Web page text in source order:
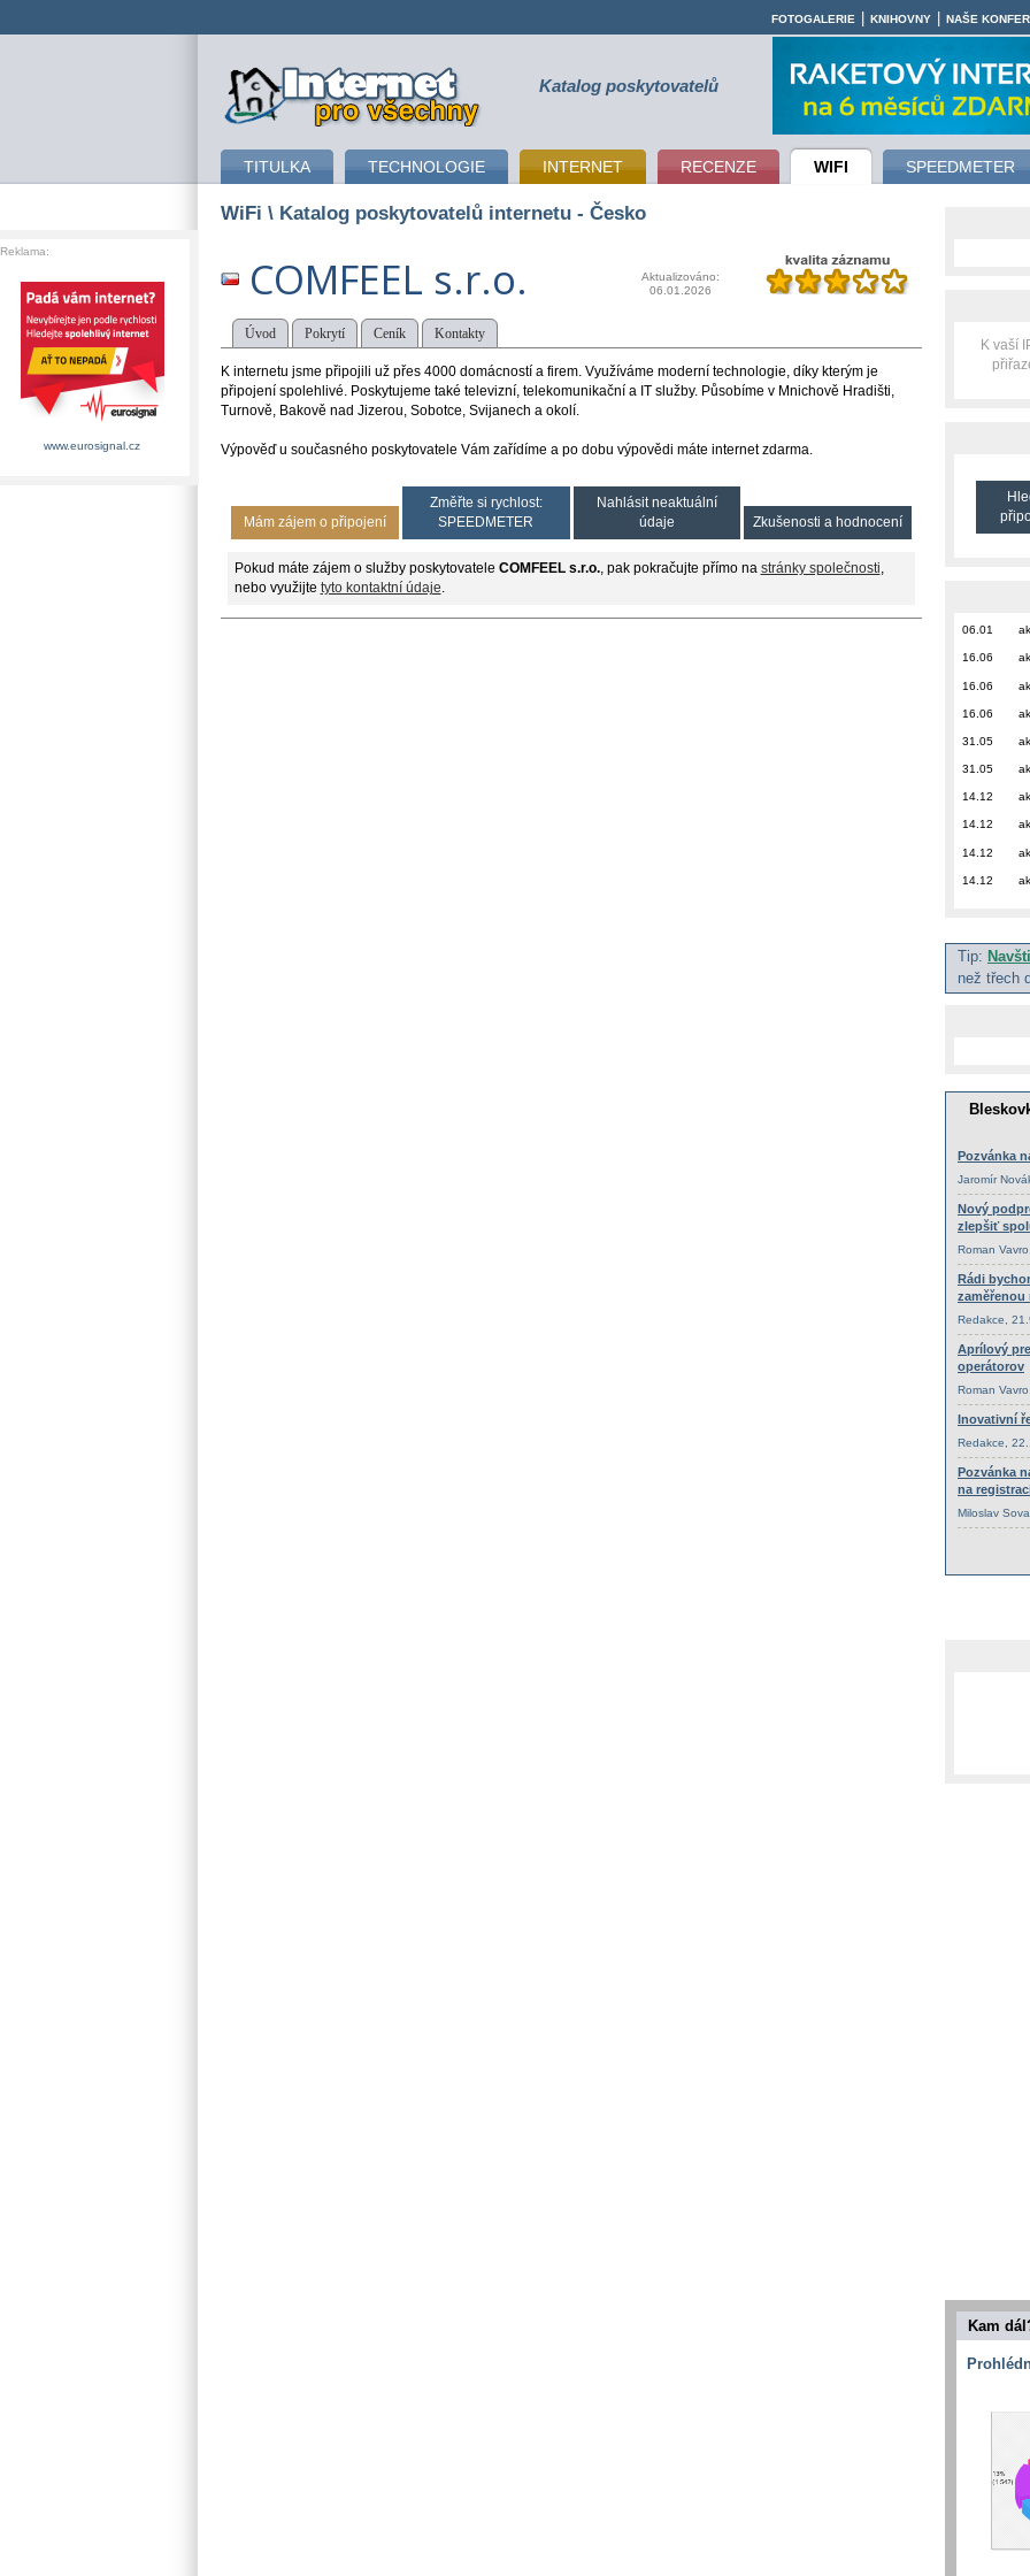
připojení k internetu Katalog poskytovatelů
TITULKA TECHNOLOGIE INTERNET RECENZE WIFI SPEEDMETER
FOTOGALERIE KNIHOVNY NAŠE
WiFi \ Katalog poskytovatelů internetu - Česko
COMFEEL s.r.o.
Aktualizováno:
06.01.2026
Úvod Pokrytí Ceník Kontakty
K internetu jsme připojili už přes 4000 domácností a firem. Využíváme moderní technologie, díky kterým je
připojení spolehlivé. Poskytujeme také televizní, telekomunikační a IT služby. Působíme v Mnichově Hradišti,
Turnově, Bakově nad Jizerou, Sobotce, Svijanech a okolí.
Výpověď u současného poskytovatele Vám zařídíme a po dobu výpovědi máte internet zdarma.
Mám zájem o připojení
Změřte si rychlost:
SPEEDMETER
Nahlásit neaktuální
údaje
Zkušenosti a hodnocení
Pokud máte zájem o služby poskytovatele COMFEEL s.r.o., pak pokračujte přímo na stránky společnosti
nebo využijte tyto kontaktní údaje
K vaší
06.01
16.06
16.06
16.06
31.05
31.05
14.12
14.12
14.12
14.12
Tip:
než třech
Kam
Reklama:
www.eurosignal.cz